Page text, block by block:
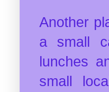
Another
a small
lunches
small